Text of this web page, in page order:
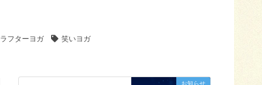
ラフターヨガ 笑いヨガ